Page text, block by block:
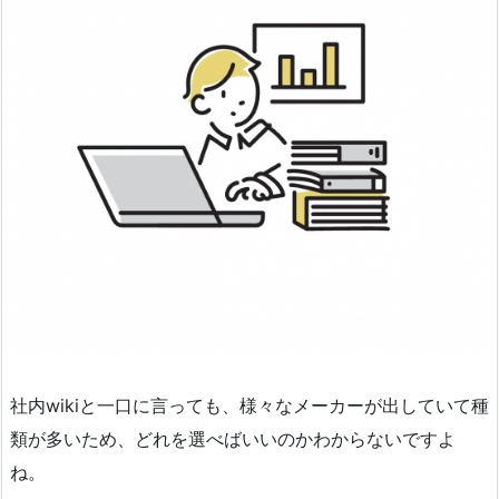
社内wikiと一口に言っても、様々なメーカーが出していて種
類が多いため、どれを選べばいいのかわからないですよ
ね。